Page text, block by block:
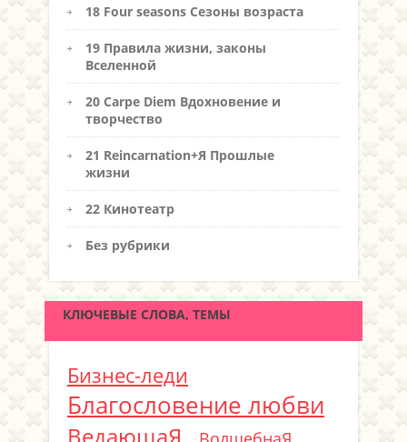
18 Four seasons Сезоны возраста
19 Правила жизни, законы
Вселенной
20 Carpe Diem Вдохновение и
творчество
21 Reincarnation+Я Прошлые
жизни
22 Кинотеатр
Без рубрики
КЛЮЧЕВЫЕ СЛОВА, ТЕМЫ
Бизнес-леди
Благословение любви